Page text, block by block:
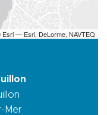
Esri — Esri, DeLorme, NAVTEQ
Mer